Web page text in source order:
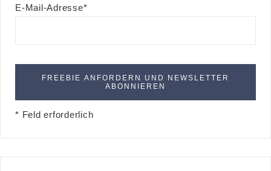
E-Mail-Adresse*
* Feld erforderlich